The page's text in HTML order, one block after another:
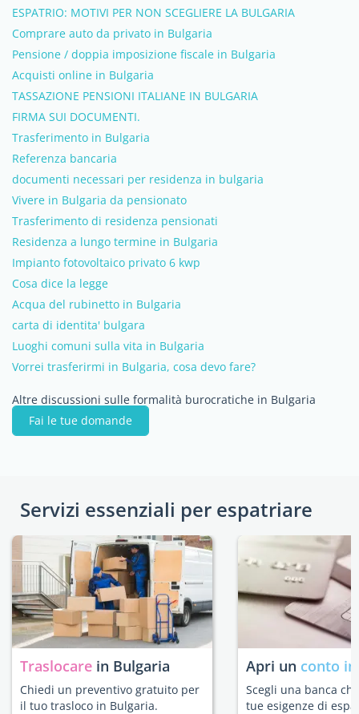
ESPATRIO: MOTIVI PER NON SCEGLIERE LA BULGARIA
Comprare auto da privato in Bulgaria
Pensione / doppia imposizione fiscale in Bulgaria
Acquisti online in Bulgaria
TASSAZIONE PENSIONI ITALIANE IN BULGARIA
FIRMA SUI DOCUMENTI.
Trasferimento in Bulgaria
Referenza bancaria
documenti necessari per residenza in bulgaria
Vivere in Bulgaria da pensionato
Trasferimento di residenza pensionati
Residenza a lungo termine in Bulgaria
Impianto fotovoltaico privato 6 kwp
Cosa dice la legge
Acqua del rubinetto in Bulgaria
carta di identita' bulgara
Luoghi comuni sulla vita in Bulgaria
Vorrei trasferirmi in Bulgaria, cosa devo fare?
Altre discussioni sulle formalità burocratiche in Bulgaria
Fai le tue domande
Servizi essenziali per espatriare
Traslocare in Bulgaria
Chiedi un preventivo gratuito per
il tuo trasloco in Bulgaria.
Apri un conto
Scegli una banca
tue esigenze di